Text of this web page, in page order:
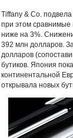
Tiffany & Co. подвела
при этом сравнимые
ниже на 3%.
392 млн долларов.
долларов
бутиков. Япония
континентальной
открывала новых